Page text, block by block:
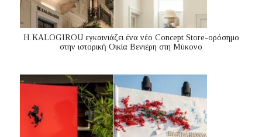
Η KALOGIROU εγκαινιάζει ένα νέο Concept Store-ορόσημο
στην ιστορική Οικία Βενιέρη στη Μύκονο